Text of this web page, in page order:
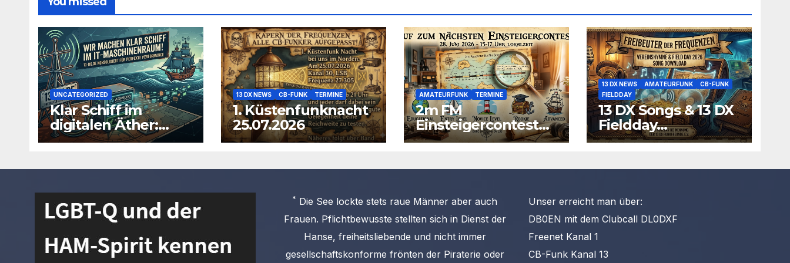
UNCATEGORIZED
Klar Schiff im
digitalen Äther:
Warum wir unsere
konsolidieren
13 DX NEWS CB-FUNK TERMINE
1. Küstenfunknacht
25.07.2026
AMATEURFUNK TERMINE
2m FM
Einsteigercontest
am 28.06.2026
13 DX NEWS AMATEURFUNK
CB-FUNK
FIELDDAY
13 DX Songs & 13 DX
Fieldday
Funksprüche zum
* Die See lockte stets raue Männer aber auch
Frauen. Pflichtbewusste stellten sich in Dienst der
Hanse, freiheitsliebende und nicht immer
gesellschaftskonforme frönten der Piraterie oder
Unser erreicht man über:
DB0EN mit dem Clubcall DL0DXF
Freenet Kanal 1
CB-Funk Kanal 13